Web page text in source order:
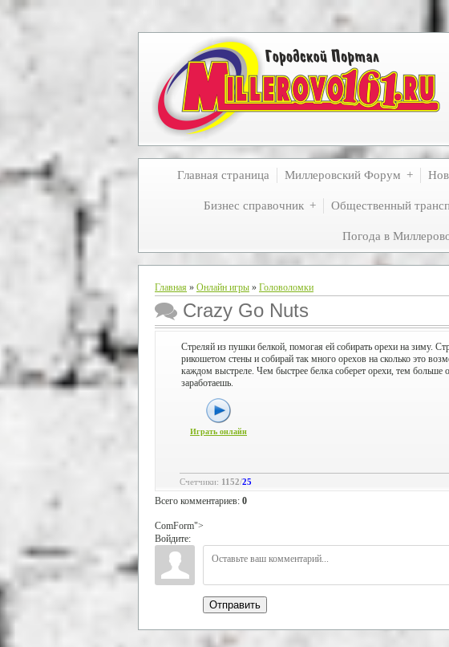
Главная страница Миллеровский Форум
Бизнес справочник Общественный
Погода в
Главная » Онлайн игры » Головоломки
Crazy Go Nuts
Стреляй из пушки белкой, помогая ей собирать орехи на зиму.
рикошетом стены и собирай так много орехов на сколько это
каждом выстреле. Чем быстрее белка соберет орехи, тем больше
заработаешь.
Играть онлайн
Счетчики: 1152/25
Всего комментариев: 0
ComForm">
Войдите:
Отправить